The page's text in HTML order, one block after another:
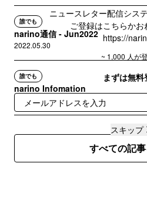
誰でも
narino通信 - Jun2022
2022.05.30
誰でも
narino Infomation
2022.05.16
すべての記
ニュースレター配信シス
ご登録はこちらかお
https://
~ 1,000 人が
まずは無料
スキップ